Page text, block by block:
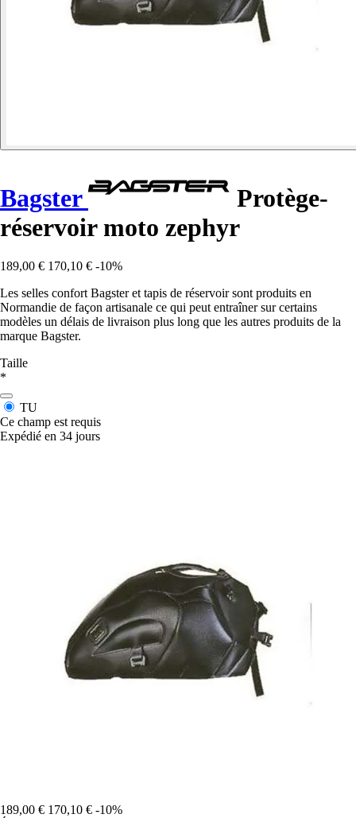
Bagster
Protège-
réservoir moto zephyr
189,00 € 170,10 € -10%
Les selles confort Bagster et tapis de réservoir sont produits en
Normandie de façon artisanale ce qui peut entraîner sur certains
modèles un délais de livraison plus long que les autres produits de la
marque Bagster.
Taille
*
TU
Ce champ est requis
Expédié en 34 jours
189,00 € 170,10 € -10%